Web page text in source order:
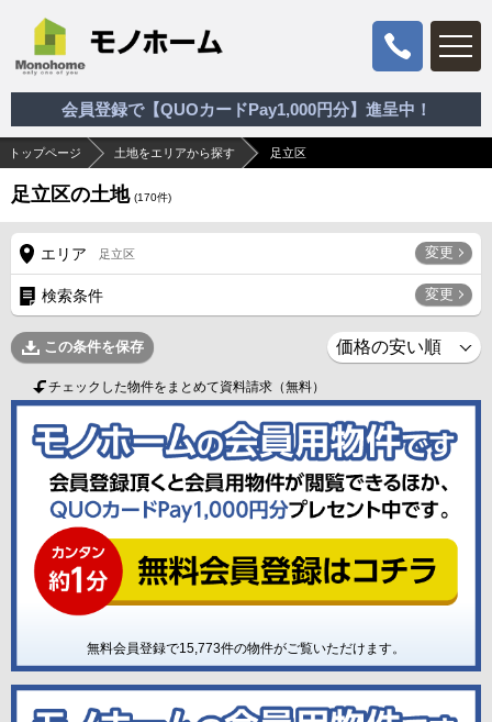
会員登録で【QUOカードPay1,000円分】進呈中！
トップページ 土地をエリアから探す 足立区
足立区の土地 (170件)
エリア 足立区 変更
検索条件 変更
この条件を保存
チェックした物件をまとめて資料請求（無料）
無料会員登録で15,773件の物件がご覧いただけます。